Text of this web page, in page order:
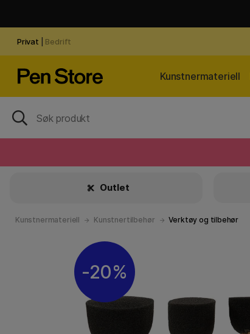
Privat Bedrift
Kunstnermateriell
Outlet
Kunstnermateriell Kunstnertilbehør Verktøy og tilbehør
20%